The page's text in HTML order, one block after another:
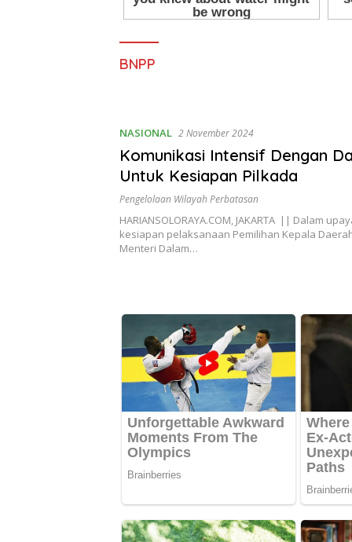
BNPP
NASIONAL 2 November 2024
Komunikasi Intensif Dengan
Untuk Kesiapan Pilkada
Pengelolaan Wilayah Perbatasan
HARIANSOLORAYA.COM, JAKARTA || Dalam
kesiapan pelaksanaan Pemilihan Kepala
Menteri Dalam…